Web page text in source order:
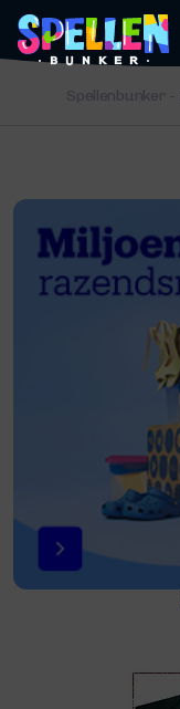
Spellenbunker -